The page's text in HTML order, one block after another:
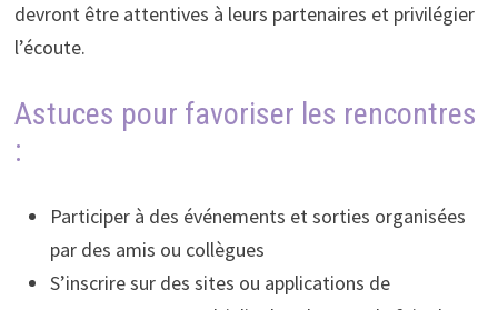
devront être attentives à leurs partenaires et privilégier
l’écoute.
Astuces pour favoriser les rencontres
:
Participer à des événements et sorties organisées
par des amis ou collègues
S’inscrire sur des sites ou applications de